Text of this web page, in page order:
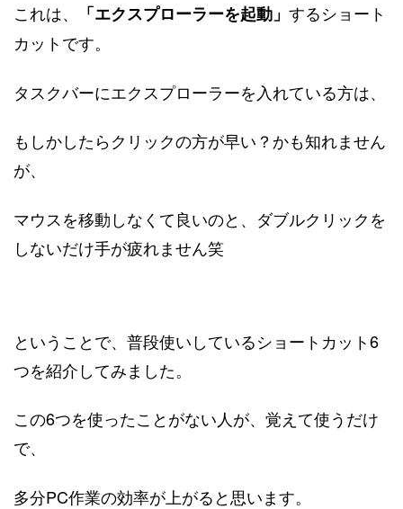
これは、 「エクスプローラーを起動」 するショート
カットです。
タスクバーにエクスプローラーを入れている方は、
もしかしたらクリックの方が早い？かも知れません
が、
マウスを移動しなくて良いのと、ダブルクリックを
しないだけ手が疲れません笑
ということで、普段使いしているショートカット6
つを紹介してみました。
この6つを使ったことがない人が、覚えて使うだけ
で、
多分PC作業の効率が上がると思います。